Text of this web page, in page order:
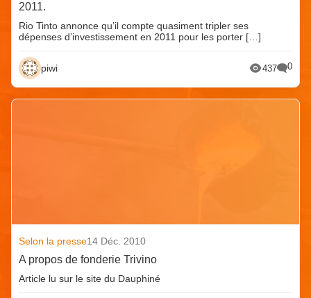
2011.
Rio Tinto annonce qu’il compte quasiment tripler ses
dépenses d’investissement en 2011 pour les porter […]
piwi 437 0
Selon la presse14 Déc. 2010
A propos de fonderie Trivino
Article lu sur le site du Dauphiné